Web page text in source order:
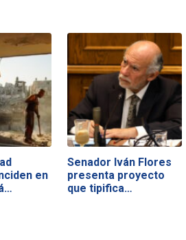
en
Senador Iván Flores
presenta proyecto
que tipifica…